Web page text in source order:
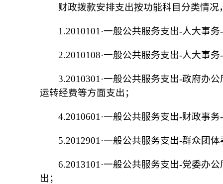
财政拨款安排支出按功能科目分类情况
1.2010101·一般公共服务支出-人大事
2.2010108·一般公共服务支出-人大事
3.2010301·一般公共服务支出-政府办
运转经费等方面支出；
4.2010601·一般公共服务支出-财政事
5.2012901·一般公共服务支出-群众团
6.2013101·一般公共服务支出-党委办
出；